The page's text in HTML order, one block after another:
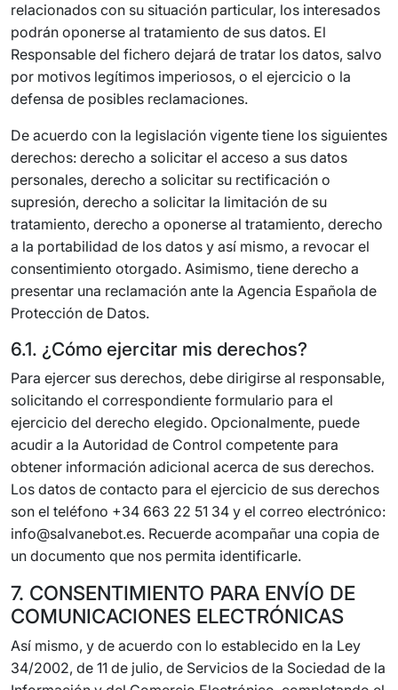
relacionados con su situación particular, los interesados
podrán oponerse al tratamiento de sus datos. El
Responsable del fichero dejará de tratar los datos, salvo
por motivos legítimos imperiosos, o el ejercicio o la
defensa de posibles reclamaciones.
De acuerdo con la legislación vigente tiene los siguientes
derechos: derecho a solicitar el acceso a sus datos
personales, derecho a solicitar su rectificación o
supresión, derecho a solicitar la limitación de su
tratamiento, derecho a oponerse al tratamiento, derecho
a la portabilidad de los datos y así mismo, a revocar el
consentimiento otorgado. Asimismo, tiene derecho a
presentar una reclamación ante la Agencia Española de
Protección de Datos.
6.1. ¿Cómo ejercitar mis derechos?
Para ejercer sus derechos, debe dirigirse al responsable,
solicitando el correspondiente formulario para el
ejercicio del derecho elegido. Opcionalmente, puede
acudir a la Autoridad de Control competente para
obtener información adicional acerca de sus derechos.
Los datos de contacto para el ejercicio de sus derechos
son el teléfono +34 663 22 51 34 y el correo electrónico:
info@salvanebot.es. Recuerde acompañar una copia de
un documento que nos permita identificarle.
7. CONSENTIMIENTO PARA ENVÍO DE
COMUNICACIONES ELECTRÓNICAS
Así mismo, y de acuerdo con lo establecido en la Ley
34/2002, de 11 de julio, de Servicios de la Sociedad de la